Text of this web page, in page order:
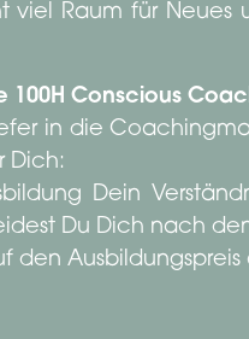
viel Raum für
100H Conscious
in die
Dich:
Dein
Du Dich nach
den